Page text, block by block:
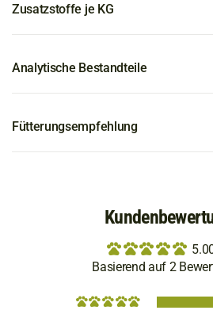
Zusatzstoffe je KG
Analytische Bestandteile
Fütterungsempfehlung
Basierend auf 2